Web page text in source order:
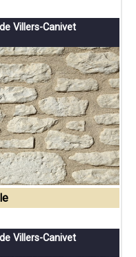
Villers-Canivet
Villers-Canivet